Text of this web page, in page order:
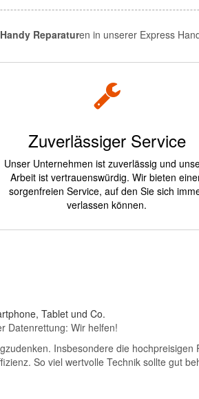
Handy Reparaturen in unserer Express
Zuverlässiger Service
Unser Unternehmen ist zuverlässig und
Arbeit ist vertrauenswürdig. Wir bieten
sorgenfreien Service, auf den Sie sich
verlassen können.
Tablet und Co.
Daten­ret­tung: Wir helfen!
Insbesondere die
So viel wertvolle Technik sollte gut